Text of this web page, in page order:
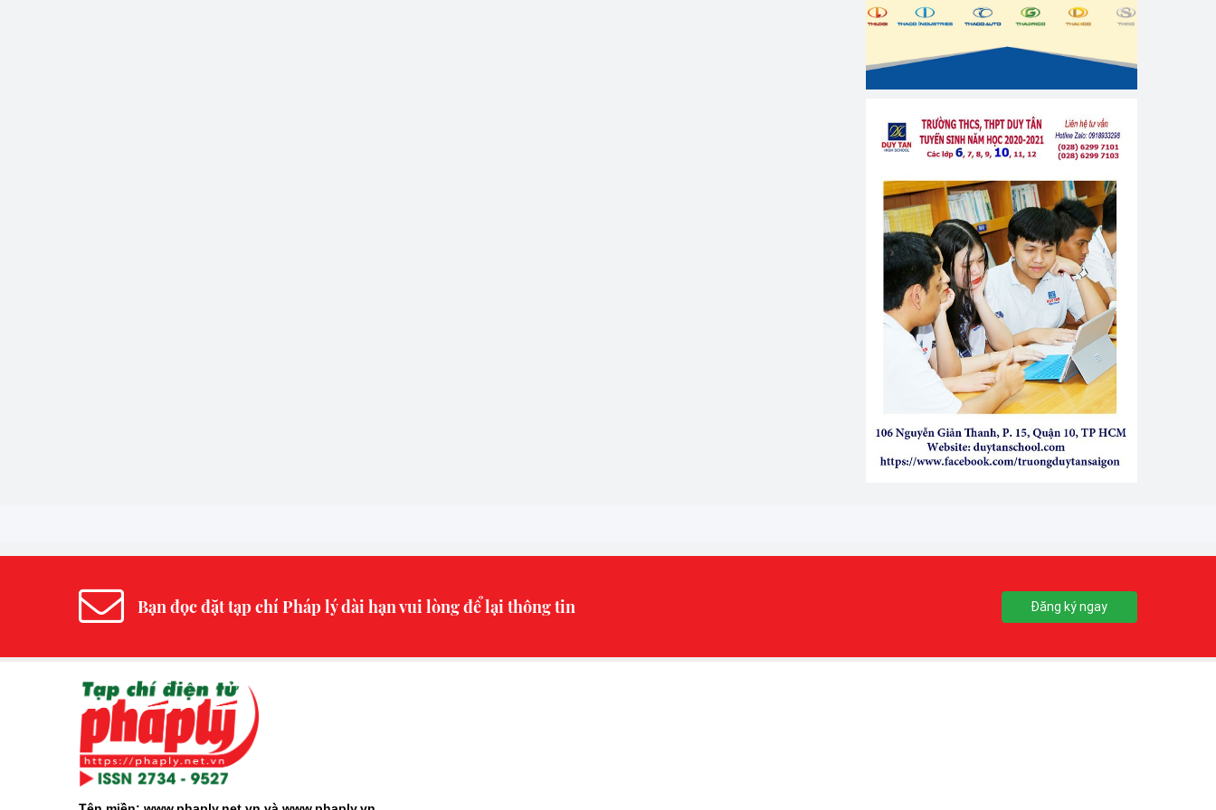
Bạn đọc đặt tạp chí Pháp lý dài hạn vui lòng để lại thông tin Đăng ký ngay